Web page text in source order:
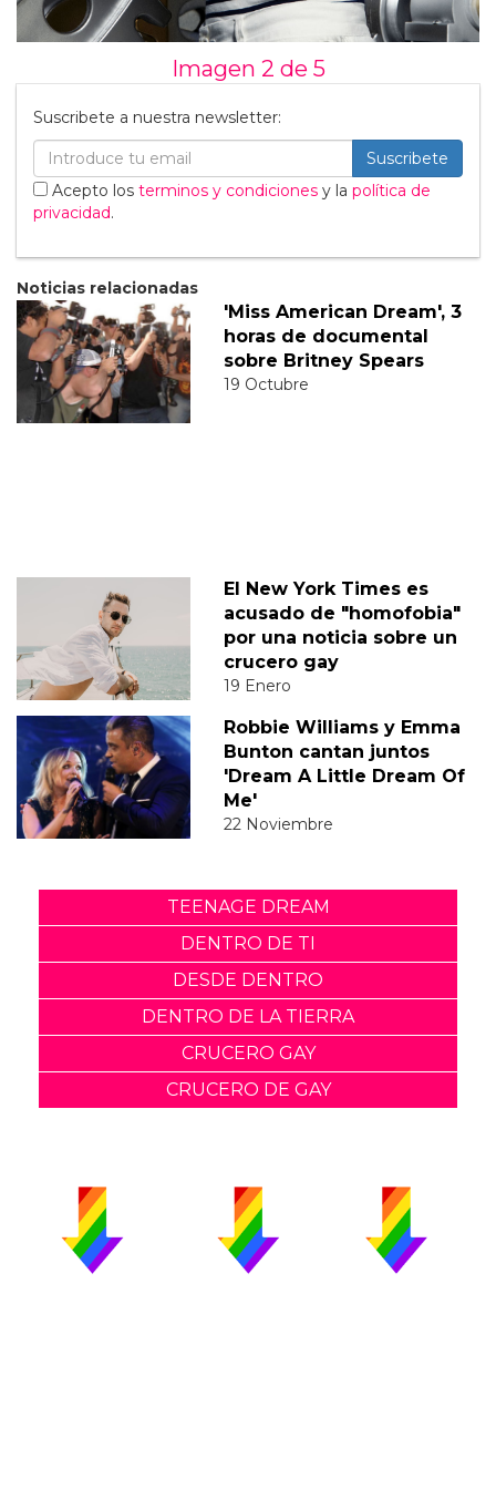
Imagen 2 de 5
Suscribete a nuestra newsletter:
Suscribete
Acepto los terminos y condiciones y la política de
privacidad.
Noticias relacionadas
'Miss American Dream', 3
horas de documental
sobre Britney Spears
19 Octubre
El New York Times es
acusado de "homofobia"
por una noticia sobre un
crucero gay
19 Enero
Robbie Williams y Emma
Bunton cantan juntos
'Dream A Little Dream Of
Me'
22 Noviembre
TEENAGE DREAM
DENTRO DE TI
DESDE DENTRO
DENTRO DE LA TIERRA
CRUCERO GAY
CRUCERO DE GAY